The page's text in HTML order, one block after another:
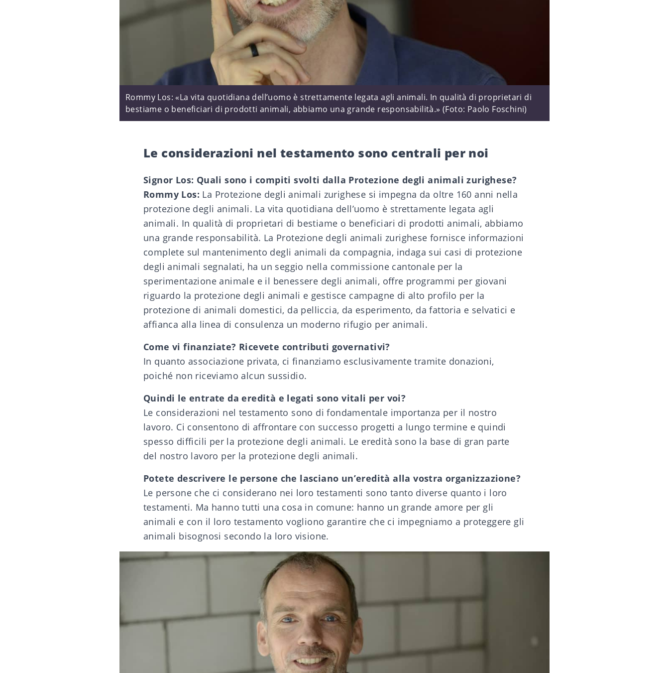
Rommy Los: «La vita quotidiana dell’uomo è strettamente legata agli animali. In qualità di proprietari di
bestiame o beneficiari di prodotti animali, abbiamo una grande responsabilità.» (Foto: Paolo Foschini)
Le considerazioni nel testamento sono centrali per noi
Signor Los: Quali sono i compiti svolti dalla Protezione degli animali zurighese?
Rommy Los: La Protezione degli animali zurighese si impegna da oltre 160 anni nella
protezione degli animali. La vita quotidiana dell’uomo è strettamente legata agli
animali. In qualità di proprietari di bestiame o beneficiari di prodotti animali, abbiamo
una grande responsabilità. La Protezione degli animali zurighese fornisce informazioni
complete sul mantenimento degli animali da compagnia, indaga sui casi di protezione
degli animali segnalati, ha un seggio nella commissione cantonale per la
sperimentazione animale e il benessere degli animali, offre programmi per giovani
riguardo la protezione degli animali e gestisce campagne di alto profilo per la
protezione di animali domestici, da pelliccia, da esperimento, da fattoria e selvatici e
affianca alla linea di consulenza un moderno rifugio per animali.
Come vi finanziate? Ricevete contributi governativi?
In quanto associazione privata, ci finanziamo esclusivamente tramite donazioni,
poiché non riceviamo alcun sussidio.
Quindi le entrate da eredità e legati sono vitali per voi?
Le considerazioni nel testamento sono di fondamentale importanza per il nostro
lavoro. Ci consentono di affrontare con successo progetti a lungo termine e quindi
spesso difficili per la protezione degli animali. Le eredità sono la base di gran parte
del nostro lavoro per la protezione degli animali.
Potete descrivere le persone che lasciano un’eredità alla vostra organizzazione?
Le persone che ci considerano nei loro testamenti sono tanto diverse quanto i loro
testamenti. Ma hanno tutti una cosa in comune: hanno un grande amore per gli
animali e con il loro testamento vogliono garantire che ci impegniamo a proteggere gli
animali bisognosi secondo la loro visione.